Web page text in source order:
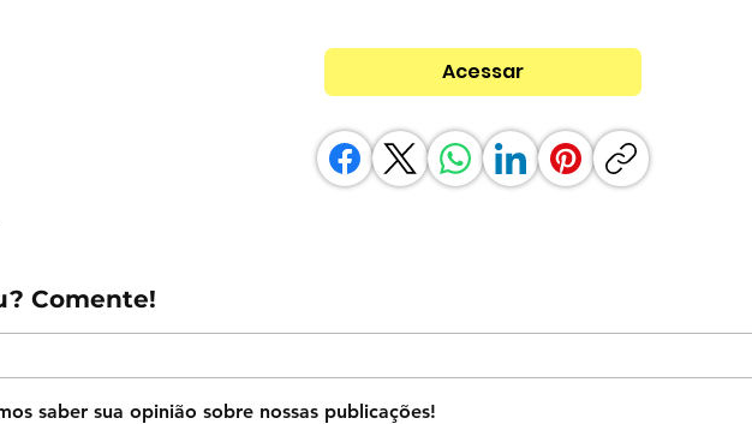
Acessar
Comente!
saber sua opinião sobre nossas publicações!